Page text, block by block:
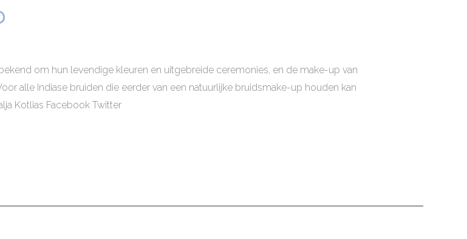
om hun levendige kleuren en uitgebreide ceremonies, en de make-up van
alle Indiase bruiden die eerder van een natuurlijke bruidsmake-up houden kan
Kotlias Facebook Twitter